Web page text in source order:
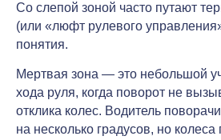
Со слепой зоной часто путают
(или «люфт рулевого
понятия.
Мертвая зона — это небольшой
хода руля, когда поворот не
отклика колес. Водитель
на несколько градусов, но